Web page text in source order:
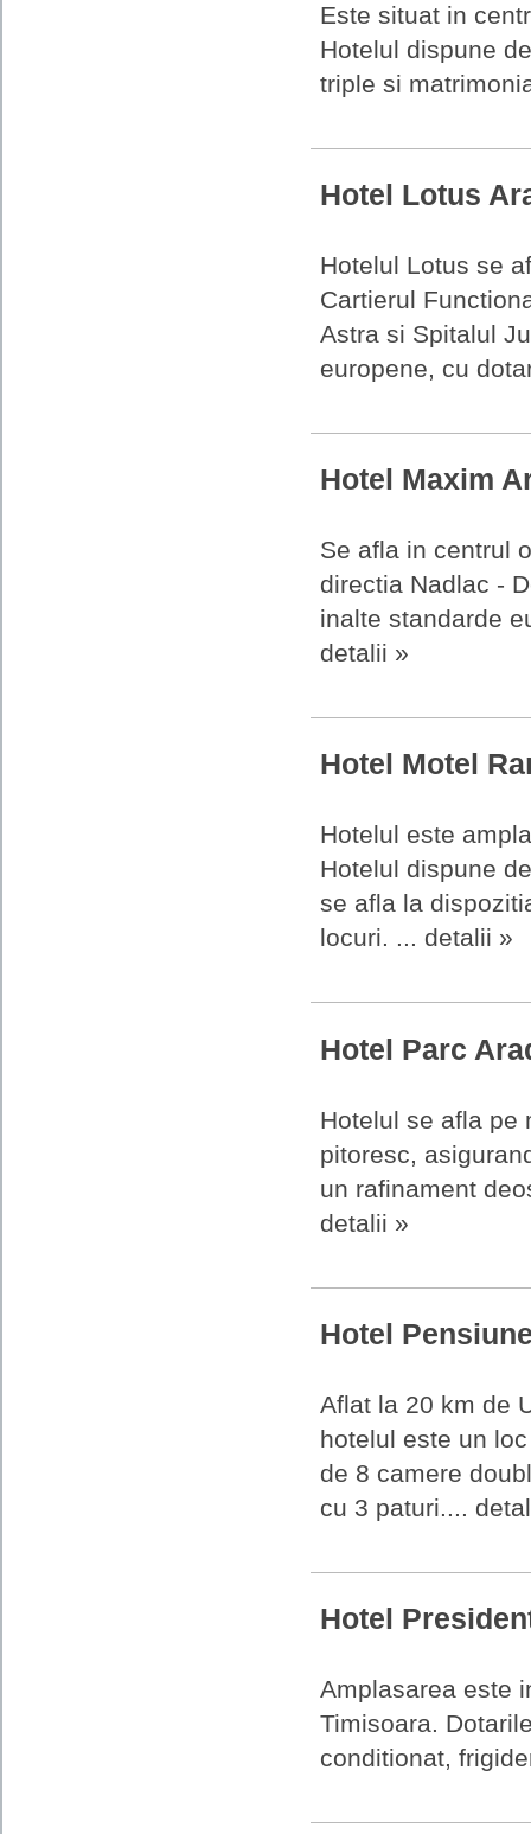
Este situat in
Hotelul dispune
triple si
Hotel Lotus
Hotelul Lotus se
Cartierul
Astra si Spitalul
europene, cu
Hotel Maxim
Se afla in centrul
directia Nadlac -
inalte standarde
detalii »
Hotel Motel
Hotelul este
Hotelul dispune
se afla la
locuri. ... detalii »
Hotel Parc
Hotelul se afla pe
pitoresc,
un rafinament
detalii »
Hotel
Aflat la 20 km de
hotelul este un
de 8 camere
cu 3 paturi....
Hotel
Amplasarea este
Timisoara.
conditionat,